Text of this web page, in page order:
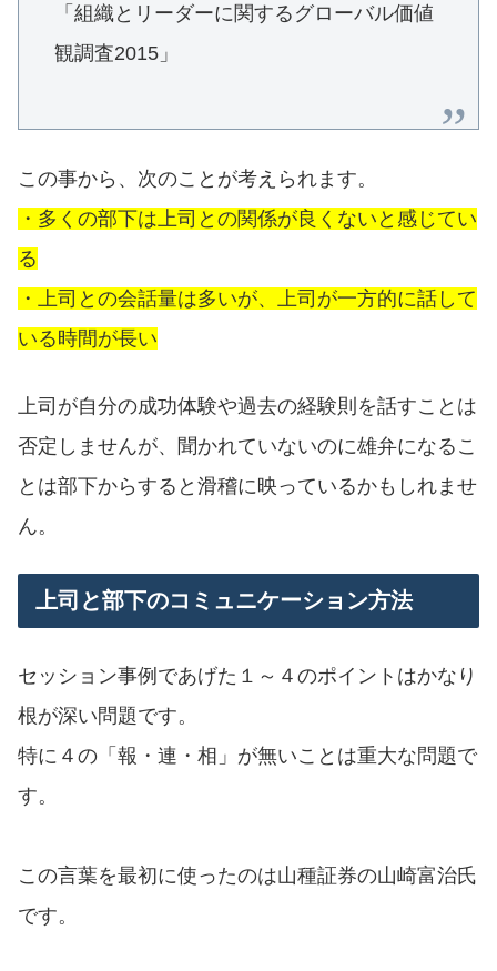
「組織とリーダーに関するグローバル価値
観調査2015」
この事から、次のことが考えられます。
・多くの部下は上司との関係が良くないと感じてい
る
・上司との会話量は多いが、上司が一方的に話して
いる時間が長い
上司が自分の成功体験や過去の経験則を話すことは
否定しませんが、聞かれていないのに雄弁になるこ
とは部下からすると滑稽に映っているかもしれませ
ん。
上司と部下のコミュニケーション方法
セッション事例であげた１～４のポイントはかなり
根が深い問題です。
特に４の「報・連・相」が無いことは重大な問題で
す。
この言葉を最初に使ったのは山種証券の山崎富治氏
です。